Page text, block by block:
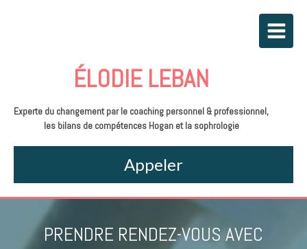
ÉLODIE LEBAN
Experte du changement par le coaching personnel & professionnel,
les bilans de compétences Hogan et la sophrologie
Appeler
PRENDRE RENDEZ-VOUS AVEC